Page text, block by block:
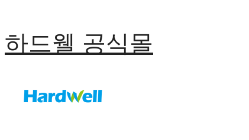
하드웰 공식몰